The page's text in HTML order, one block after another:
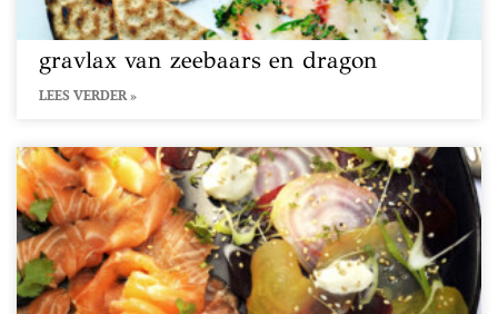
gravlax van zeebaars en dragon
LEES VERDER »